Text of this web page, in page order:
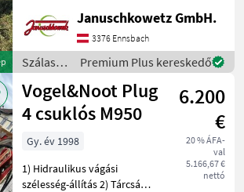
fogak 2021-ben teljesen
megújultak!!! - 3-3 sor fog -
Munka szélesség kb. 2, 0 m -
Hár
Januschkowetz GmbH.
3376 Ennsbach
Szálastakarmány
betakarítók
/
Vogel&Noot
Premium Plus kereskedő
Vogel&Noot Plug
4 csuklós M950
6.200
€
20 % ÁFA-
val
5.166,67 €
nettó
Gy. év 1998
1) Hidraulikus vágási
szélesség-állítás 2) Tárcsás